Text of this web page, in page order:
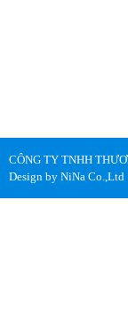
CÔNG TY TNHH
Design by NiNa Co.,Ltd